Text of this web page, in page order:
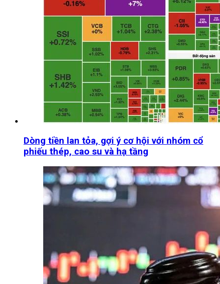
Dòng tiền lan tỏa, gợi ý cơ hội với nhóm cổ
phiếu thép, cao su và hạ tầng